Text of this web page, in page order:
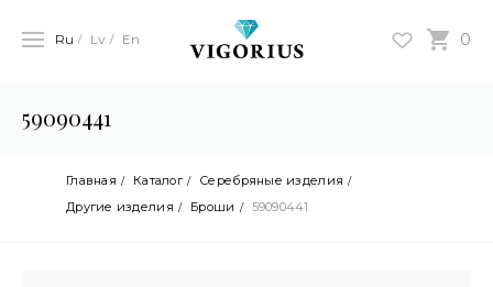
0
Ru Lv En
59090441
Главная Каталог
Серебряные изделия
Другие изделия
Броши 59090441